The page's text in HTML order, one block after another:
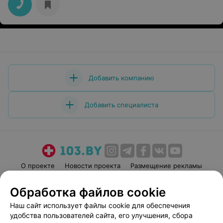
Добавить компанию
Добавить специалиста
О проекте Новости проекта
Размещение рекламы
Пользовательское соглашение
Способы оплаты
Вакансии
Партнеры
Обработка файлов cookie
Наш сайт использует файлы cookie для обеспечения
удобства пользователей сайта, его улучшения, сбора